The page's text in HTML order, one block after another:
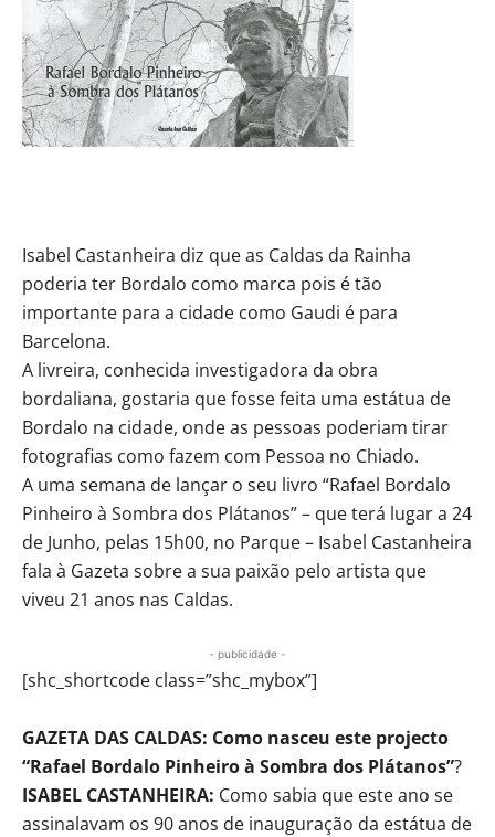
Isabel Castanheira diz que as Caldas da Rainha
poderia ter Bordalo como marca pois é tão
importante para a cidade como Gaudi é para
Barcelona.
A livreira, conhecida investigadora da obra
bordaliana, gostaria que fosse feita uma estátua de
Bordalo na cidade, onde as pessoas poderiam tirar
fotografias como fazem com Pessoa no Chiado.
A uma semana de lançar o seu livro “Rafael Bordalo
Pinheiro à Sombra dos Plátanos” – que terá lugar a 24
de Junho, pelas 15h00, no Parque – Isabel Castanheira
fala à Gazeta sobre a sua paixão pelo artista que
viveu 21 anos nas Caldas.
- publicidade -
[shc_shortcode class=”shc_mybox”]
GAZETA DAS CALDAS: Como nasceu este projecto
“Rafael Bordalo Pinheiro à Sombra dos Plátanos”?
ISABEL CASTANHEIRA: Como sabia que este ano se
assinalavam os 90 anos de inauguração da estátua de